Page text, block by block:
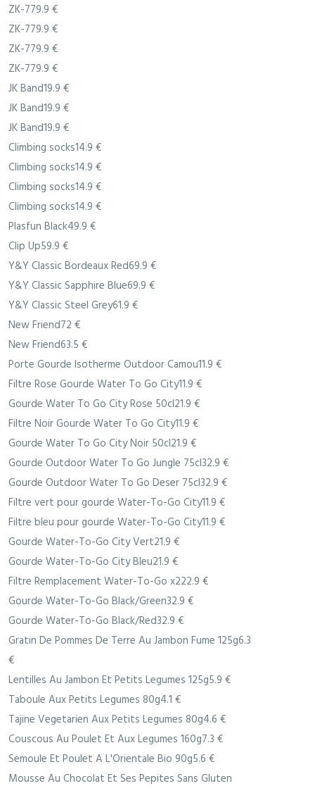
ZK-779.9 €
ZK-779.9 €
ZK-779.9 €
ZK-779.9 €
JK Band19.9 €
JK Band19.9 €
JK Band19.9 €
Climbing socks14.9 €
Climbing socks14.9 €
Climbing socks14.9 €
Climbing socks14.9 €
Plasfun Black49.9 €
Clip Up59.9 €
Y&Y Classic Bordeaux Red69.9 €
Y&Y Classic Sapphire Blue69.9 €
Y&Y Classic Steel Grey61.9 €
New Friend72 €
New Friend63.5 €
Porte Gourde Isotherme Outdoor Camou11.9 €
Filtre Rose Gourde Water To Go City11.9 €
Gourde Water To Go City Rose 50cl21.9 €
Filtre Noir Gourde Water To Go City11.9 €
Gourde Water To Go City Noir 50cl21.9 €
Gourde Outdoor Water To Go Jungle 75cl32.9 €
Gourde Outdoor Water To Go Deser 75cl32.9 €
Filtre vert pour gourde Water-To-Go City11.9 €
Filtre bleu pour gourde Water-To-Go City11.9 €
Gourde Water-To-Go City Vert21.9 €
Gourde Water-To-Go City Bleu21.9 €
Filtre Remplacement Water-To-Go x222.9 €
Gourde Water-To-Go Black/Green32.9 €
Gourde Water-To-Go Black/Red32.9 €
Gratin De Pommes De Terre Au Jambon Fume 125g6.3
€
Lentilles Au Jambon Et Petits Legumes 125g5.9 €
Taboule Aux Petits Legumes 80g4.1 €
Tajine Vegetarien Aux Petits Legumes 80g4.6 €
Couscous Au Poulet Et Aux Legumes 160g7.3 €
Semoule Et Poulet A L'Orientale Bio 90g5.6 €
Mousse Au Chocolat Et Ses Pepites Sans Gluten